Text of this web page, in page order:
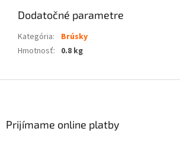
Dodatočné parametre
Kategória:
Brúsky
Hmotnosť: 0.8 kg
Prijímame online platby